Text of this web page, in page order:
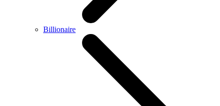
Billionaire